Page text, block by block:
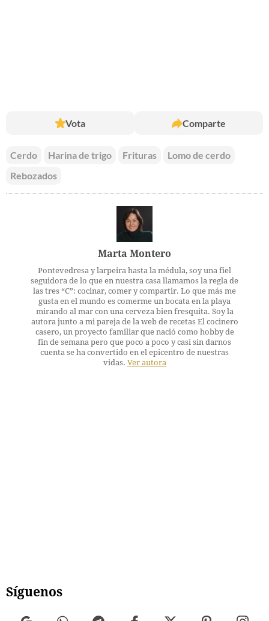
Vota Comparte
Cerdo Harina de trigo Frituras
Lomo de cerdo
Rebozados
Marta Montero
Pontevedresa y larpeira hasta la médula, soy una fiel
seguidora de lo que en nuestra casa llamamos la regla de
las tres “C”: cocinar, comer y compartir. Lo que más me
gusta en el mundo es comerme un bocata en la playa
mirando al mar con una cerveza bien fresquita. Soy la
autora junto a mi pareja de la web de recetas El cocinero
casero, un proyecto familiar que nació como hobby de
fin de semana pero que poco a poco y casi sin darnos
cuenta se ha convertido en el epicentro de nuestras
vidas. Ver autora
Síguenos